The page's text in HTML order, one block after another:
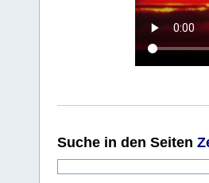
Suche in den Seiten